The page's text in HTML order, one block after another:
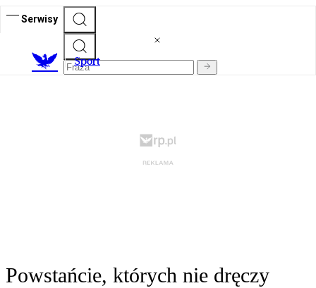
Serwisy
Sport
Powstańcie, których nie dręczy